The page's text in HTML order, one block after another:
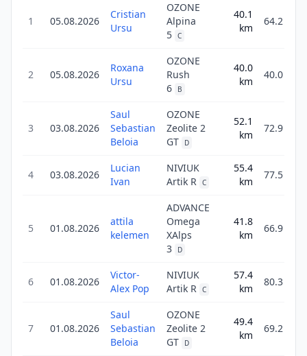
1 05.08.2026
Cristian
Ursu
OZONE
Alpina
5 C
40.1
km
64.2
2 05.08.2026
Roxana
Ursu
OZONE
Rush
6
B
40.0
km
40.0
3 03.08.2026
Saul
Sebastian
Beloia
OZONE
Zeolite 2
GT
D
52.1
km
72.9
4 03.08.2026
Lucian
Ivan
NIVIUK
Artik R C
55.4
km
77.5
5 01.08.2026
attila
kelemen
ADVANCE
Omega
XAlps
3
D
41.8
km
66.9
6 01.08.2026
Victor-
Alex Pop
NIVIUK
Artik R C
57.4
km
80.3
7 01.08.2026
Saul
Sebastian
Beloia
OZONE
Zeolite 2
GT
D
49.4
km
69.2